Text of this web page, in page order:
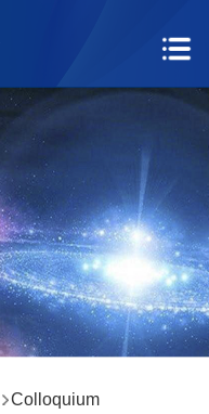
Colloquium